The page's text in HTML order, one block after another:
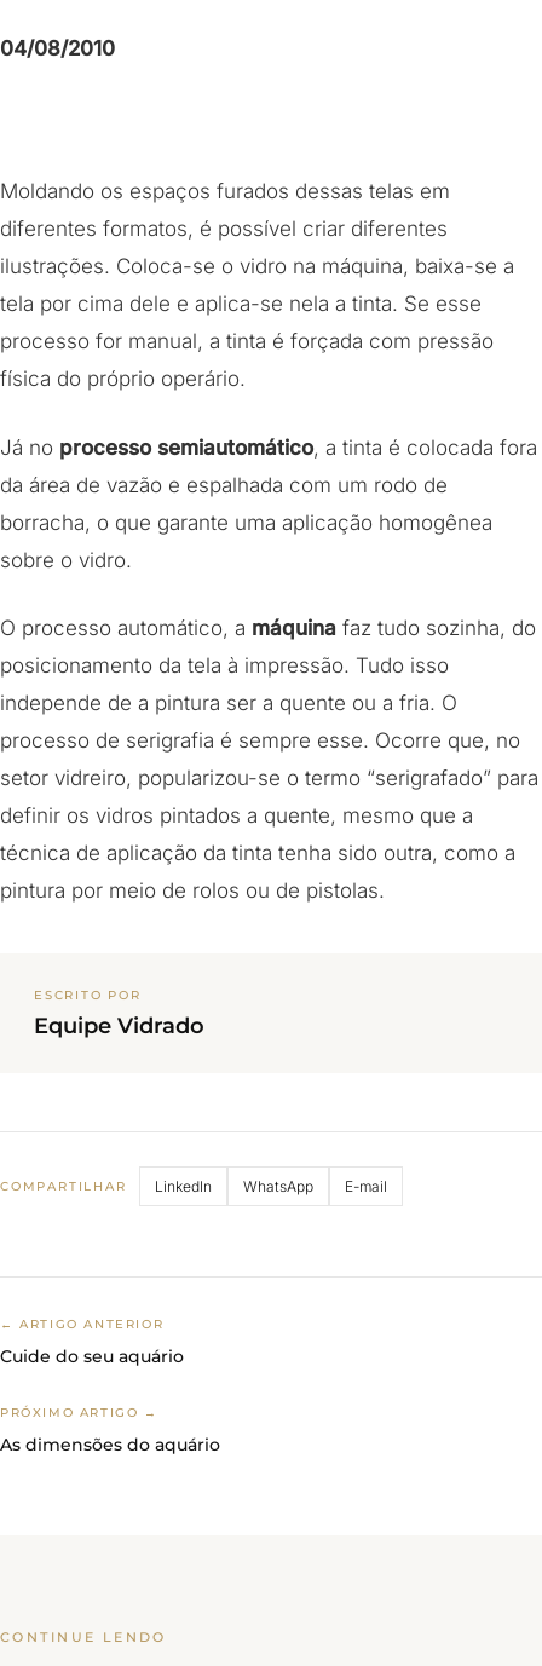
04/08/2010
Moldando os espaços furados dessas telas em
diferentes formatos, é possível criar diferentes
ilustrações. Coloca-se o vidro na máquina, baixa-se a
tela por cima dele e aplica-se nela a tinta. Se esse
processo for manual, a tinta é forçada com pressão
física do próprio operário.
Já no processo semiautomático, a tinta é colocada fora
da área de vazão e espalhada com um rodo de
borracha, o que garante uma aplicação homogênea
sobre o vidro.
O processo automático, a máquina faz tudo sozinha, do
posicionamento da tela à impressão. Tudo isso
independe de a pintura ser a quente ou a fria. O
processo de serigrafia é sempre esse. Ocorre que, no
setor vidreiro, popularizou-se o termo “serigrafado” para
definir os vidros pintados a quente, mesmo que a
técnica de aplicação da tinta tenha sido outra, como a
pintura por meio de rolos ou de pistolas.
ESCRITO POR
Equipe Vidrado
COMPARTILHAR LinkedIn WhatsApp E-mail
← ARTIGO ANTERIOR
Cuide do seu aquário
PRÓXIMO ARTIGO →
As dimensões do aquário
CONTINUE LENDO